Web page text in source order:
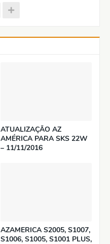
ATUALIZAÇÃO AZ
AMÉRICA PARA SKS 22W
– 11/11/2016
AZAMERICA S2005, S1007,
S1006, S1005, S1001 PLUS,